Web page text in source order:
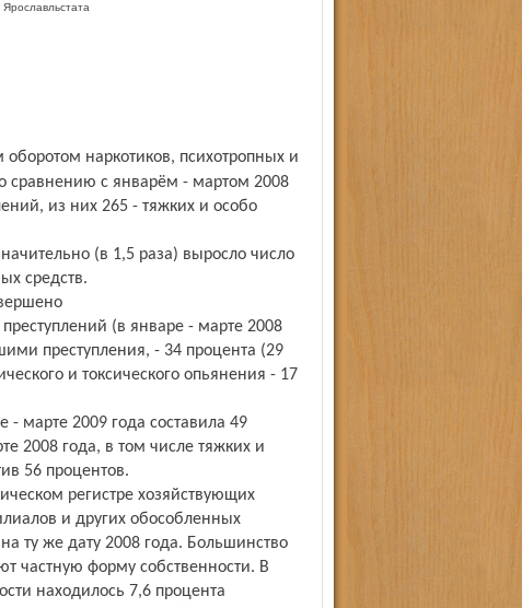
сравнению с январём - мартом 2008
из них 265 - тяжких и особо
(в 1,5 раза) выросло число
средств.
(в январе - марте 2008
преступления, - 34 процента (29
и токсического опьянения - 17
марте 2009 года составила 49
2008 года, в том числе тяжких и
56 процентов.
регистре хозяйствующих
и других обособленных
ту же дату 2008 года. Большинство
частную форму собственности. В
находилось 7,6 процента